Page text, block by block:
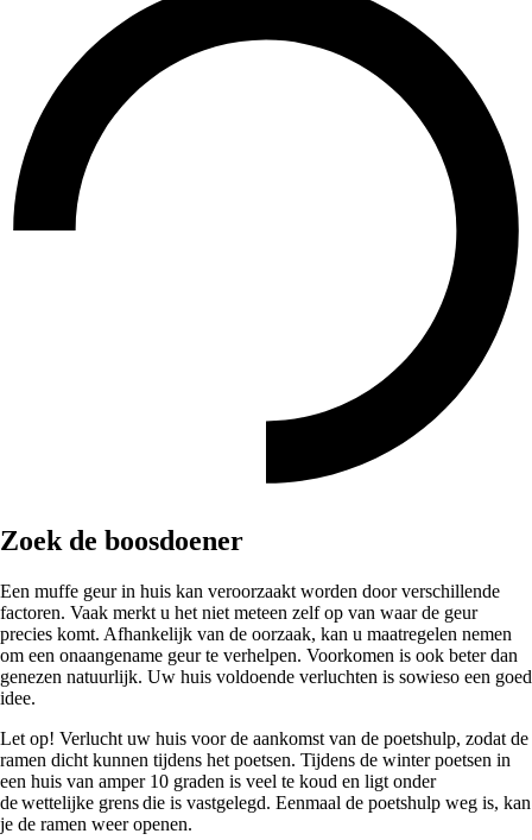
Zoek de boosdoener
Een muffe geur in huis kan veroorzaakt worden door verschillende
factoren. Vaak merkt u het niet meteen zelf op van waar de geur
precies komt. Afhankelijk van de oorzaak, kan u maatregelen nemen
om een onaangename geur te verhelpen. Voorkomen is ook beter dan
genezen natuurlijk. Uw huis voldoende verluchten is sowieso een goed
idee.
Let op! Verlucht uw huis voor de aankomst van de poetshulp, zodat de
ramen dicht kunnen tijdens het poetsen. Tijdens de winter poetsen in
een huis van amper 10 graden is veel te koud en ligt onder
de wettelijke grens die is vastgelegd. Eenmaal de poetshulp weg is, kan
je de ramen weer openen.